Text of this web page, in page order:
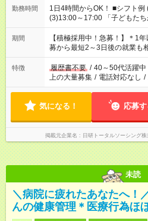
勤務時間
1日4時間からOK！ ■シフト例 (1)8:00～12:00 (2)10:00～14:00
(3)13:00～17:00 「子どもたちが学校に行く間だけ働きたい」
「余裕を持って夕飯の準備が
はプライベートの時間にした
いね。 ※Wワーク希望の方へ 今ご覧のお仕事で希望する勤務時
間と、もう1つのお仕事の勤
場合は応募できません。
期間
【積極採用中！急募！】＊1
募から最短2～3日後の就業も
特徴 履歴書不要 / 40～50代活躍中
上の大量募集 / 電話対応なし /
気になる！ 応募す
掲載元企業名 日研トータルソーシング
未読
＼病院に疲れたあなたへ！
んの健康管理＊医療行為ほ